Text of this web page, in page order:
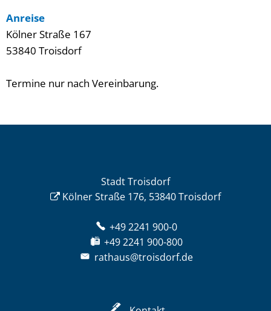
Anreise
Kölner Straße 167
53840 Troisdorf
Termine nur nach Vereinbarung.
Stadt Troisdorf
Kölner Straße 176, 53840 Troisdorf
+49 2241 900-0
+49 2241 900-800
rathaus@troisdorf.de